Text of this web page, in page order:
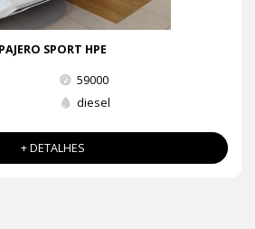
PAJERO SPORT HPE
59000
diesel
+ DETALHES